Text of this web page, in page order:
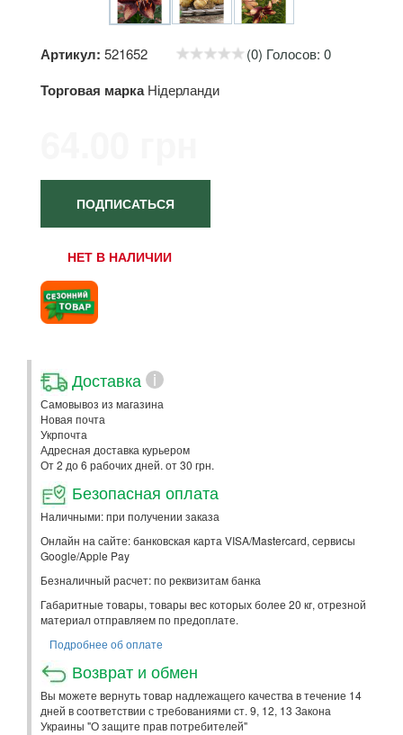
Артикул: 521652 (0) Голосов: 0
Торговая марка Нідерланди
ПОДПИСАТЬСЯ
НЕТ В НАЛИЧИИ
Доставка i
Самовывоз из магазина
Новая почта
Укрпочта
Адресная доставка курьером
От 2 до 6 рабочих дней. от 30 грн.
Безопасная оплата
Наличными: при получении заказа
Онлайн на сайте: банковская карта VISA/Mastercard, сервисы
Google/Apple Pay
Безналичный расчет: по реквизитам банка
Габаритные товары, товары вес которых более 20 кг, отрезной
материал отправляем по предоплате.
Подробнее об оплате
Возврат и обмен
Вы можете вернуть товар надлежащего качества в течение 14
дней в соответствии с требованиями ст. 9, 12, 13 Закона
Украины "О защите прав потребителей"